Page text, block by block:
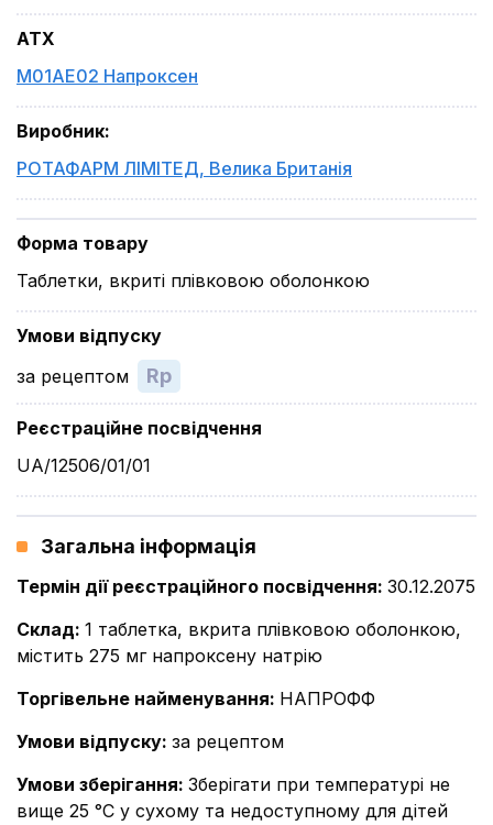
ATX
M01AE02 Напроксен
Виробник:
РОТАФАРМ ЛІМІТЕД, Велика Британія
Форма товару
Таблетки, вкриті плівковою оболонкою
Умови відпуску
за рецептом
Rp
Реєстраційне посвідчення
UA/12506/01/01
Загальна інформація
Термін дії реєстраційного посвідчення: 30.12.2075
Склад: 1 таблетка, вкрита плівковою оболонкою,
містить 275 мг напроксену натрію
Торгівельне найменування: НАПРОФФ
Умови відпуску: за рецептом
Умови зберігання: Зберігати при температурі не
вище 25 °С у сухому та недоступному для дітей